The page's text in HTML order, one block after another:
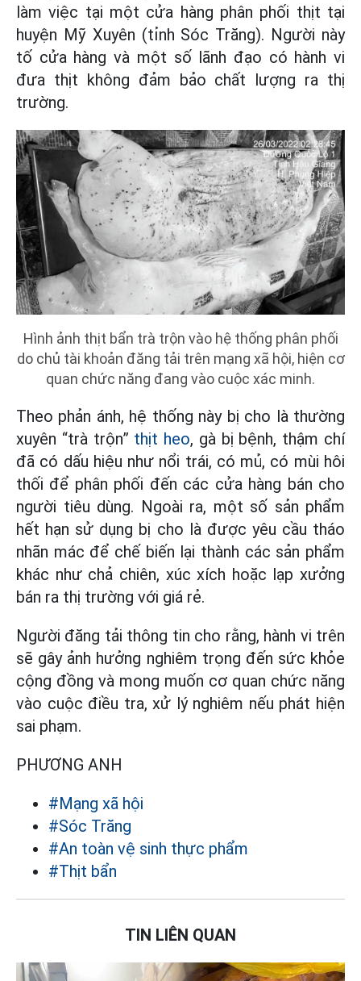
làm việc tại một cửa hàng phân phối thịt tại
huyện Mỹ Xuyên (tỉnh Sóc Trăng). Người này
tố cửa hàng và một số lãnh đạo có hành vi
đưa thịt không đảm bảo chất lượng ra thị
trường.
Hình ảnh thịt bẩn trà trộn vào hệ thống phân phối
do chủ tài khoản đăng tải trên mạng xã hội, hiện cơ
quan chức năng đang vào cuộc xác minh.
Theo phản ánh, hệ thống này bị cho là thường
xuyên “trà trộn” thịt heo, gà bị bệnh, thậm chí
đã có dấu hiệu như nổi trái, có mủ, có mùi hôi
thối để phân phối đến các cửa hàng bán cho
người tiêu dùng. Ngoài ra, một số sản phẩm
hết hạn sử dụng bị cho là được yêu cầu tháo
nhãn mác để chế biến lại thành các sản phẩm
khác như chả chiên, xúc xích hoặc lạp xưởng
bán ra thị trường với giá rẻ.
Người đăng tải thông tin cho rằng, hành vi trên
sẽ gây ảnh hưởng nghiêm trọng đến sức khỏe
cộng đồng và mong muốn cơ quan chức năng
vào cuộc điều tra, xử lý nghiêm nếu phát hiện
sai phạm.
PHƯƠNG ANH
#Mạng xã hội
#Sóc Trăng
#An toàn vệ sinh thực phẩm
#Thịt bẩn
TIN LIÊN QUAN